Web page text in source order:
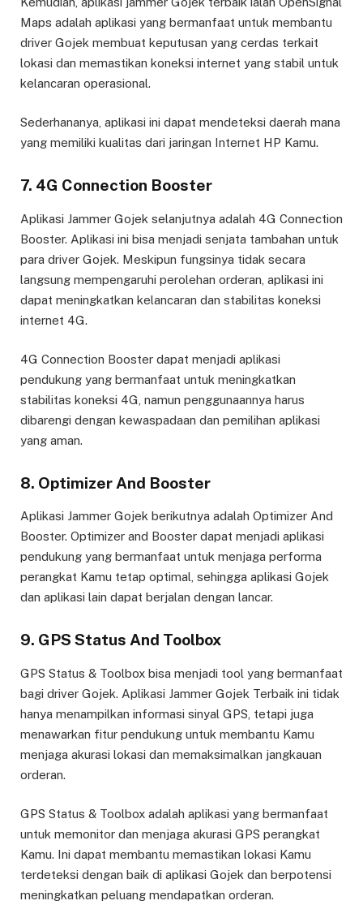
Maps adalah aplikasi yang bermanfaat untuk membantu
driver Gojek membuat keputusan yang cerdas terkait
lokasi dan memastikan koneksi internet yang stabil untuk
kelancaran operasional.
Sederhananya, aplikasi ini dapat mendeteksi daerah mana
yang memiliki kualitas dari jaringan Internet HP Kamu.
7. 4G Connection Booster
Aplikasi Jammer Gojek selanjutnya adalah 4G Connection
Booster. Aplikasi ini bisa menjadi senjata tambahan untuk
para driver Gojek. Meskipun fungsinya tidak secara
langsung mempengaruhi perolehan orderan, aplikasi ini
dapat meningkatkan kelancaran dan stabilitas koneksi
internet 4G.
4G Connection Booster dapat menjadi aplikasi
pendukung yang bermanfaat untuk meningkatkan
stabilitas koneksi 4G, namun penggunaannya harus
dibarengi dengan kewaspadaan dan pemilihan aplikasi
yang aman.
8. Optimizer And Booster
Aplikasi Jammer Gojek berikutnya adalah Optimizer And
Booster. Optimizer and Booster dapat menjadi aplikasi
pendukung yang bermanfaat untuk menjaga performa
perangkat Kamu tetap optimal, sehingga aplikasi Gojek
dan aplikasi lain dapat berjalan dengan lancar.
9. GPS Status And Toolbox
GPS Status & Toolbox bisa menjadi tool yang bermanfaat
bagi driver Gojek. Aplikasi Jammer Gojek Terbaik ini tidak
hanya menampilkan informasi sinyal GPS, tetapi juga
menawarkan fitur pendukung untuk membantu Kamu
menjaga akurasi lokasi dan memaksimalkan jangkauan
orderan.
GPS Status & Toolbox adalah aplikasi yang bermanfaat
untuk memonitor dan menjaga akurasi GPS perangkat
Kamu. Ini dapat membantu memastikan lokasi Kamu
terdeteksi dengan baik di aplikasi Gojek dan berpotensi
meningkatkan peluang mendapatkan orderan.